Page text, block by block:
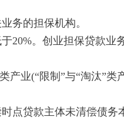
务的担保机构。
20%。创业担保贷款业
业(“限制”与“淘汰”类
点贷款主体未清偿债务